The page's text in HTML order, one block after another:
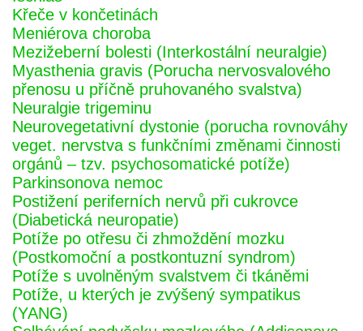
Křeče v končetinách
Meniérova choroba
Mezižeberní bolesti (Interkostální neuralgie)
Myasthenia gravis (Porucha nervosvalového
přenosu u příčně pruhovaného svalstva)
Neuralgie trigeminu
Neurovegetativní dystonie (porucha rovnováhy
veget. nervstva s funkčními změnami činnosti
orgánů – tzv. psychosomatické potíže)
Parkinsonova nemoc
Postižení periferních nervů při cukrovce
(Diabetická neuropatie)
Potíže po otřesu či zhmoždění mozku
(Postkomoční a postkontuzní syndrom)
Potíže s uvolněným svalstvem či tkáněmi
Potíže, u kterých je zvýšený sympatikus
(YANG)